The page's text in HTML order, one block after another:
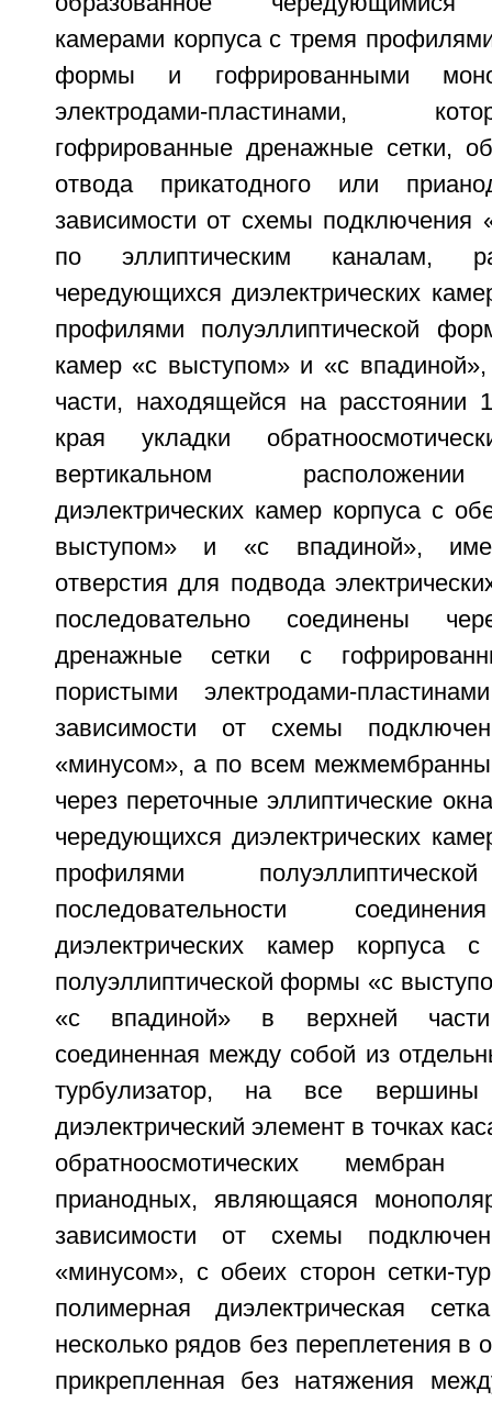
камерами корпуса с тремя
формы и гофрированными
электродами-пластинами,
гофрированные дренажные сетки,
отвода прикатодного или
зависимости от схемы подключения
по эллиптическим каналам,
чередующихся диэлектрических
профилями полуэллиптической
камер «с выступом» и «с
части, находящейся на
края укладки
вертикальном
диэлектрических камер корпуса с
выступом» и «с впадиной»,
отверстия для подвода
последовательно соединены
дренажные сетки с
пористыми электродами-
зависимости от схемы
«минусом», а по всем
через переточные эллиптические
чередующихся диэлектрических
профилями
последовательности
диэлектрических камер корпуса
полуэллиптической формы «с
«с впадиной» в верхней части,
соединенная между собой из
турбулизатор, на все вершины
диэлектрический элемент в точках
обратноосмотических мембран
прианодных, являющаяся
зависимости от схемы
«минусом», с обеих сторон сетки-
полимерная диэлектрическая
несколько рядов без переплетения в
прикрепленная без натяжения